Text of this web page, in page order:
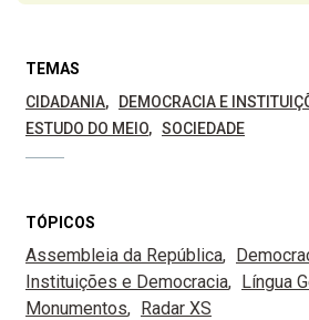
TEMAS
CIDADANIA
DEMOCRACIA E
ESTUDO DO MEIO
SOCIEDADE
TÓPICOS
Assembleia da República
Instituições e Democracia
Língua
Monumentos
Radar XS